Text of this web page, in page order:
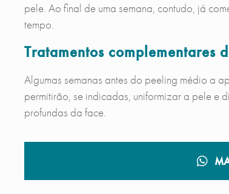
pele. Ao final de uma semana, contudo, já
tempo.
Tratamentos complementares
Algumas semanas antes do peeling médio a
permitirão, se indicadas, uniformizar a pele e
profundas da face.